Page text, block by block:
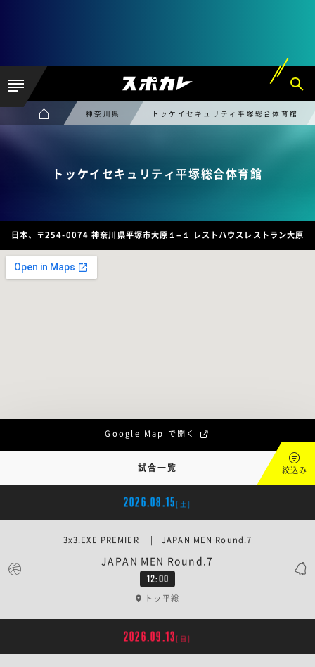
神奈川県 トッケイセキュリティ平塚総合体育館
トッケイセキュリティ平塚総合体育館
日本、〒254-0074 神奈川県平塚市大原１−１ レストハウスレストラン大原
Google Map で開く
試合一覧 絞込み
2026.08.15 [土]
12:00
JAPAN MEN Round.7
3x3.EXE PREMIER | JAPAN MEN Round.7
トッ平総
2026.09.13 [日]